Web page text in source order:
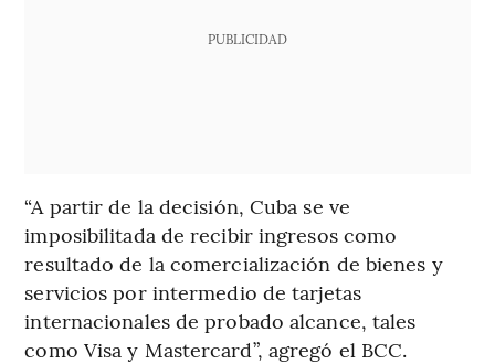
PUBLICIDAD
“A partir de la decisión, Cuba se ve
imposibilitada de recibir ingresos como
resultado de la comercialización de bienes y
servicios por intermedio de tarjetas
internacionales de probado alcance, tales
como Visa y Mastercard”, agregó el BCC.